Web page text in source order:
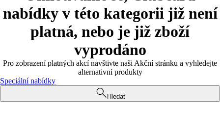
nabídky v této kategorii již není
platná, nebo je již zboží
vyprodáno
Pro zobrazení platných akcí navštivte naši Akční stránku a vyhledejte
alternativní produkty
Speciální nabídky
Hledat